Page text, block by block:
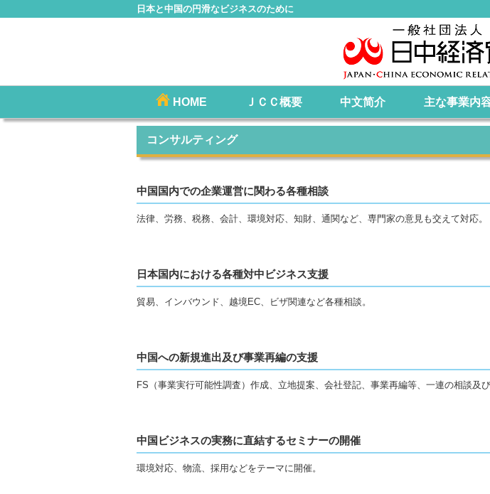
日本と中国の円滑なビジネスのために
メインメニュー
へ
移
動
HOME ＪＣＣ概要 中文简介 主な事業内
コンサルティング
中国国内での企業運営に関わる各種相談
法律、労務、税務、会計、環境対応、知財、通関など、専門家の意見も交えて対応。
日本国内における各種対中ビジネス支援
貿易、インバウンド、越境EC、ビザ関連など各種相談。
中国への新規進出及び事業再編の支援
FS（事業実行可能性調査）作成、立地提案、会社登記、事業再編等、一連の相談及び
中国ビジネスの実務に直結するセミナーの開催
環境対応、物流、採用などをテーマに開催。